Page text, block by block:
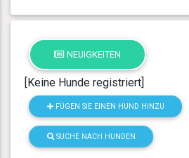
NEUIGKEITEN
[Keine Hunde registriert]
FÜGEN SIE EINEN HUND HINZU
SUCHE NACH HUNDEN